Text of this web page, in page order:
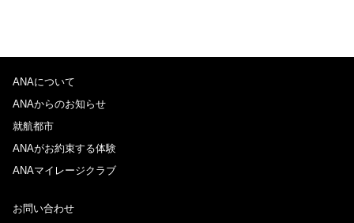
ANAについて
ANAからのお知らせ
就航都市
ANAがお約束する体験
ANAマイレージクラブ
お問い合わせ